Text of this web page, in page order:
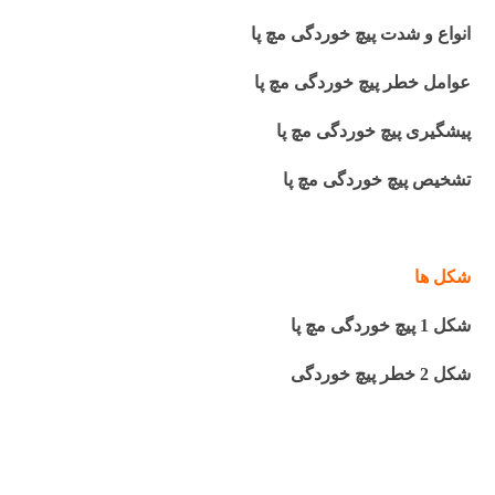
انواع و شدت پیچ خوردگی مچ پا
عوامل خطر پیچ خوردگی مچ پا
پیشگیری پیچ خوردگی مچ پا
تشخیص پیچ خوردگی مچ پا
شکل ها
شکل 1 پیچ خوردگی مچ پا
شکل 2 خطر پیچ خوردگی